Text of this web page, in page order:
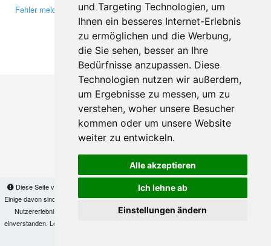
und Targeting Technologien, um
Ihnen ein besseres Internet-Erlebnis
zu ermöglichen und die Werbung,
die Sie sehen, besser an Ihre
Bedürfnisse anzupassen. Diese
Technologien nutzen wir außerdem,
um Ergebnisse zu messen, um zu
verstehen, woher unsere Besucher
kommen oder um unsere Website
weiter zu entwickeln.
Alle akzeptieren
Ich lehne ab
Einstellungen ändern
Diese Seite verwendet Cookies, um Informationen auf Ihrem Computer zu speichern.
Einige davon sind notwendig, damit unsere Seite funktioniert, andere helfen uns dabei, das
Nutzererlebnis zu verbessern. Mit der Nutzung dieser Seite erklären Sie sich damit
einverstanden. Lesen Sie unsere
Fehler melden
YouTube
Google+
Makis© Copyright 2026